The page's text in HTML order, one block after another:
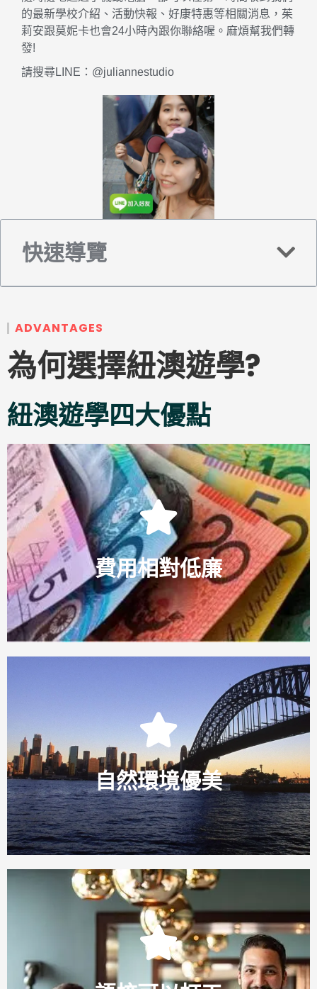
的最新學校介紹、活動快報、好康特惠等相關消息，茱
莉安跟莫妮卡也會24小時內跟你聯絡喔。麻煩幫我們轉
發!
請搜尋LINE：@juliannestudio
快速導覽
ADVANTAGES
為何選擇紐澳遊學?
紐澳遊學四大優點
費用相對低廉
與英美歐洲相比，紐澳學費及生活費是相對比較低的國
家。
Click Here
自然環境優美
擁有壯闊的景色及自然資源，非常適合喜愛戶外活動的學
生。
Click Here
法打工。
Click Here